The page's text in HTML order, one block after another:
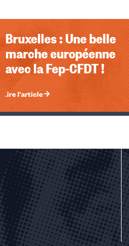
des cookies
Bruxelles : Une belle
marche européenne
avec la Fep-CFDT !
Lire l'article